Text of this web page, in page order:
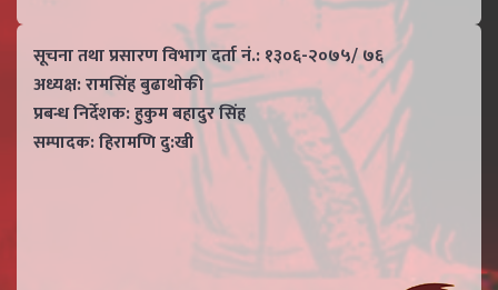
सूचना तथा प्रसारण विभाग दर्ता नं.: १३०६-२०७५/ ७६
अध्यक्ष: रामसिंह बुढाथाेकी
प्रबन्ध निर्देशक: हुकुम बहादुर सिंह
सम्पादक: हिरामणि दु:खी